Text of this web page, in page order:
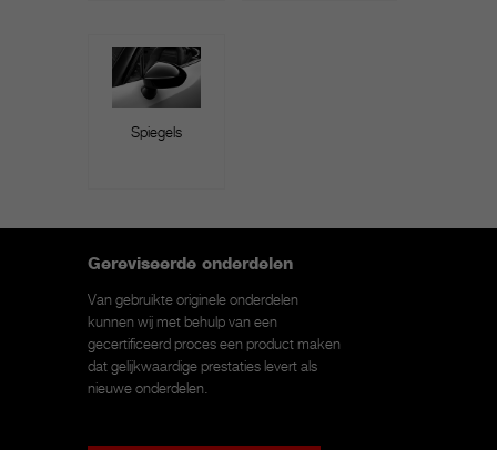
Spiegels
Gereviseerde onderdelen
Van gebruikte originele onderdelen
kunnen wij met behulp van een
gecertificeerd proces een product maken
dat gelijkwaardige prestaties levert als
nieuwe onderdelen.